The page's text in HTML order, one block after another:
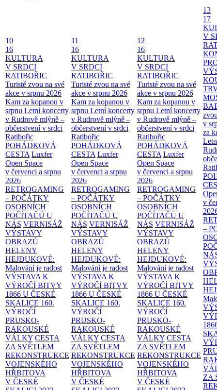
10
16
KULTURA
V SRDCI
RATIBOŘIC
Turisté zvou na své
akce v srpnu 2026
Kam za kopanou v
srpnu Letní koncerty
v Rudrově mlýně –
občerstvení v srdci
Ratibořic
POHÁDKOVÁ
CESTA Luxfer
Open Space
v červenci a srpnu
2026
RETROGAMING
– POČÁTKY
OSOBNÍCH
POČÍTAČŮ U
NÁS VERNISÁŽ
VÝSTAVY
OBRAZŮ
HELENY
HEJDUKOVÉ:
Malování je radost
VÝSTAVA K
VÝROČÍ BITVY
1866 U ČESKÉ
SKALICE 160.
VÝROČÍ
PRUSKO-
RAKOUSKÉ
VÁLKY CESTA
ZA SVĚTLEM
REKONSTRUKCE
VOJENSKÉHO
HŘBITOVA
V ČESKÉ
11
16
KULTURA
V SRDCI
RATIBOŘIC
Turisté zvou na své
akce v srpnu 2026
Kam za kopanou v
srpnu Letní koncerty
v Rudrově mlýně –
občerstvení v srdci
Ratibořic
POHÁDKOVÁ
CESTA Luxfer
Open Space
v červenci a srpnu
2026
RETROGAMING
– POČÁTKY
OSOBNÍCH
POČÍTAČŮ U
NÁS VERNISÁŽ
VÝSTAVY
OBRAZŮ
HELENY
HEJDUKOVÉ:
Malování je radost
VÝSTAVA K
VÝROČÍ BITVY
1866 U ČESKÉ
SKALICE 160.
VÝROČÍ
PRUSKO-
RAKOUSKÉ
VÁLKY CESTA
ZA SVĚTLEM
REKONSTRUKCE
VOJENSKÉHO
HŘBITOVA
V ČESKÉ
12
16
KULTURA
V SRDCI
RATIBOŘIC
Turisté zvou na své
akce v srpnu 2026
Kam za kopanou v
srpnu Letní koncerty
v Rudrově mlýně –
občerstvení v srdci
Ratibořic
POHÁDKOVÁ
CESTA Luxfer
Open Space
v červenci a srpnu
2026
RETROGAMING
– POČÁTKY
OSOBNÍCH
POČÍTAČŮ U
NÁS VERNISÁŽ
VÝSTAVY
OBRAZŮ
HELENY
HEJDUKOVÉ:
Malování je radost
VÝSTAVA K
VÝROČÍ BITVY
1866 U ČESKÉ
SKALICE 160.
VÝROČÍ
PRUSKO-
RAKOUSKÉ
VÁLKY CESTA
ZA SVĚTLEM
REKONSTRUKCE
VOJENSKÉHO
HŘBITOVA
V ČESKÉ
13
17
V
v
za
v
–
ZA